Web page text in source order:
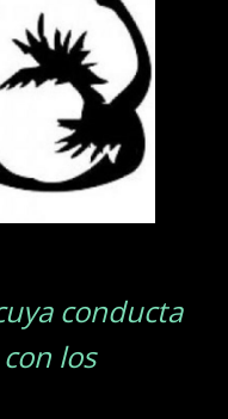
conducta
los